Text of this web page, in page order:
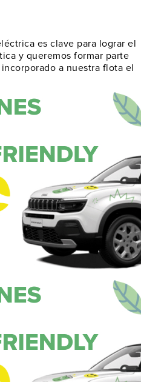
es clave para lograr el
y queremos formar parte
a nuestra flota el